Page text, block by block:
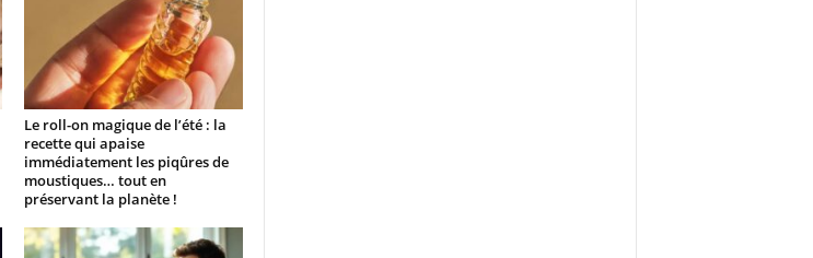
Le roll-on magique de l’été : la
recette qui apaise
immédiatement les piqûres de
moustiques… tout en
préservant la planète !